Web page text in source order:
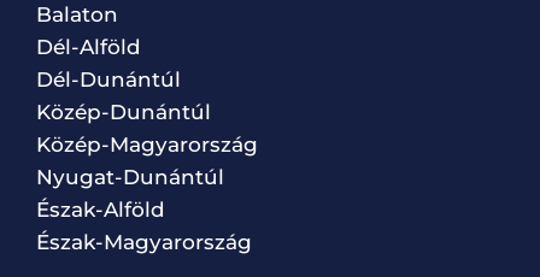
Balaton
Dél-Alföld
Dél-Dunántúl
Közép-Dunántúl
Közép-Magyarország
Nyugat-Dunántúl
Észak-Alföld
Észak-Magyarország